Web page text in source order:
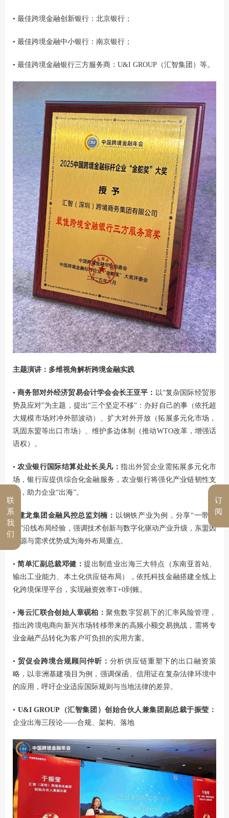
• 最佳跨境金融创新银行：北京银行；
• 最佳跨境金融中小银行：南京银行；
• 最佳跨境金融银行三方服务商：U&I GROUP（汇智集团）等。
主题演讲：多维视角解析跨境金融实践
•商务部对外经济贸易会计学会会长王亚平： 以“复杂国际经贸形
势及应对”为主题，提出“三个坚定不移”：办好自己的事（依托超
大规模市场对冲外部波动）、扩大对外开放（拓展多元化市场，
巩固东盟等出口市场）、维护多边体制（推动WTO改革，增强话
语权）。
•农业银行国际结算处处长吴凡：指出外贸企业需拓展多元化市
场，银行应提供综合化金融服务，农业银行将强化产业链韧性支
持，助力企业“出海”。
• 建龙集团金融风控总监刘楠： 以钢铁产业为例，分享“一带一
路”沿线布局经验，强调技术创新与数字化驱动产业升级，东盟因
资源与需求优势成为海外布局重点。
•简单汇副总裁邓健：提出制造业出海三大特点（东南亚首站、
输出工业能力、本土化供应链布局），依托科技金融搭建全线上
化跨境保理平台，实现融资效率T+0到账。
•海云汇联合创始人章砚柏：聚焦数字贸易下的汇率风险管理，
指出跨境电商向新兴市场转移带来的高频小额交易挑战，需将专
业金融产品转化为客户可负担的实用方案。
• 贸促会跨境合规顾问 仲昕 ： 分析供应链重塑下的出口融资策
略，以非洲基建项目为例，强调保函、信用证在复杂法律环境中
的应用，呼吁企业适应国际规则与当地法律的差异。
• U&I GROUP（汇智集团）创始合伙人兼集团副总裁于振莹：
企业出海三段论——合规、架构、落地
订
阅
联
系
我
们